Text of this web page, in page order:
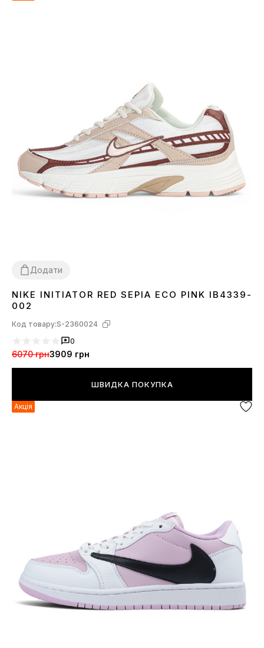
Додати
3637 38 39 4041
NIKE INITIATOR RED SEPIA ECO PINK IB4339-
002
Код товару:S-2360024
0
6070 грн3909 грн
ШВИДКА ПОКУПКА
Акція